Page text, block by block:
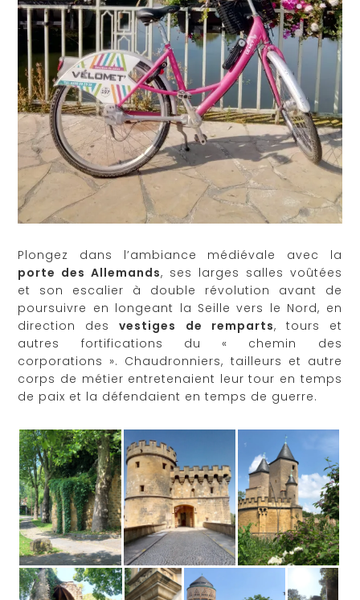
Plongez dans l’ambiance médiévale avec la
porte des Allemands, ses larges salles voûtées
et son escalier à double révolution avant de
poursuivre en longeant la Seille vers le Nord, en
direction desvestiges de remparts, tours et
autres fortifications du « chemin des
corporations ». Chaudronniers, tailleurs et autre
corps de métier entretenaient leur tour en temps
de paix et la défendaient en temps de guerre.